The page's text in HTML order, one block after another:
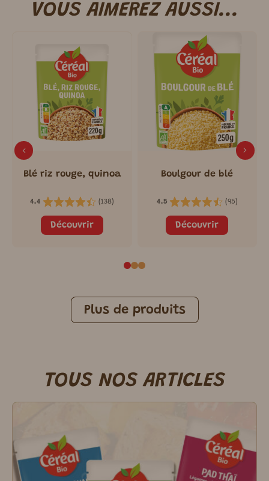
VOUS AIMEREZ AUSSI...
Blé riz rouge, quinoa
4.4 (138)
Découvrir
Boulgour de blé
4.5 (95)
Découvrir
Plus de produits
TOUS NOS ARTICLES